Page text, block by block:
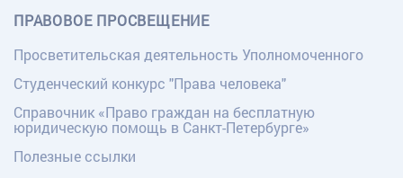
ПРАВОВОЕ ПРОСВЕЩЕНИЕ
Просветительская деятельность Уполномоченного
Студенческий конкурс "Права человека"
Справочник «Право граждан на бесплатную
юридическую помощь в Санкт-Петербурге»
Полезные ссылки